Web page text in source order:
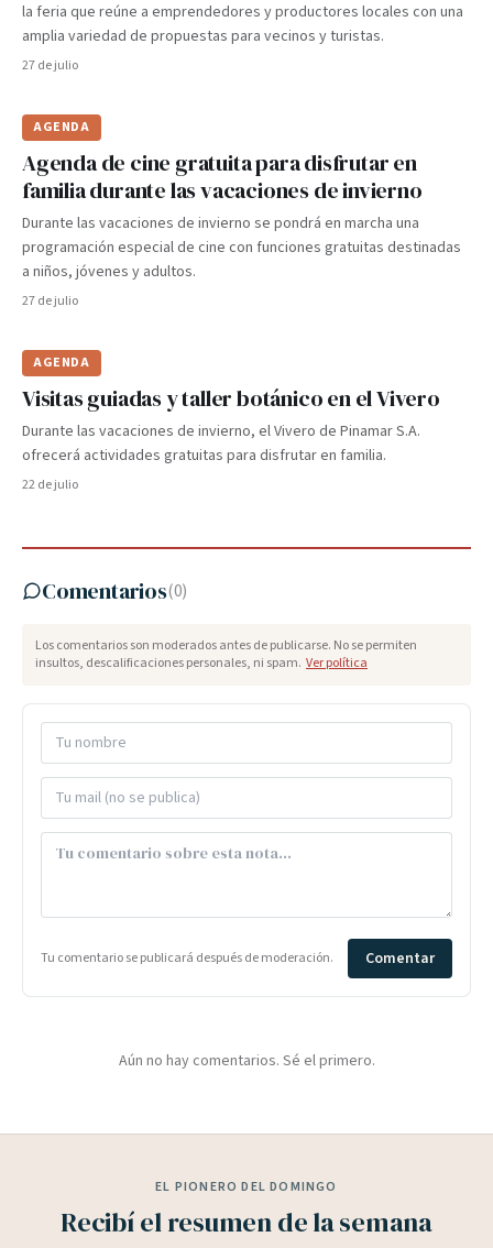
la feria que reúne a emprendedores y productores locales con una
amplia variedad de propuestas para vecinos y turistas.
27 de julio
AGENDA
Agenda de cine gratuita para disfrutar en
familia durante las vacaciones de invierno
Durante las vacaciones de invierno se pondrá en marcha una
programación especial de cine con funciones gratuitas destinadas
a niños, jóvenes y adultos.
27 de julio
AGENDA
Visitas guiadas y taller botánico en el Vivero
Durante las vacaciones de invierno, el Vivero de Pinamar S.A.
ofrecerá actividades gratuitas para disfrutar en familia.
22 de julio
Comentarios(0)
Los comentarios son moderados antes de publicarse. No se permiten
insultos, descalificaciones personales, ni spam. Ver política
Tu comentario se publicará después de moderación. Comentar
Aún no hay comentarios. Sé el primero.
EL PIONERO DEL DOMINGO
Recibí el resumen de la semana